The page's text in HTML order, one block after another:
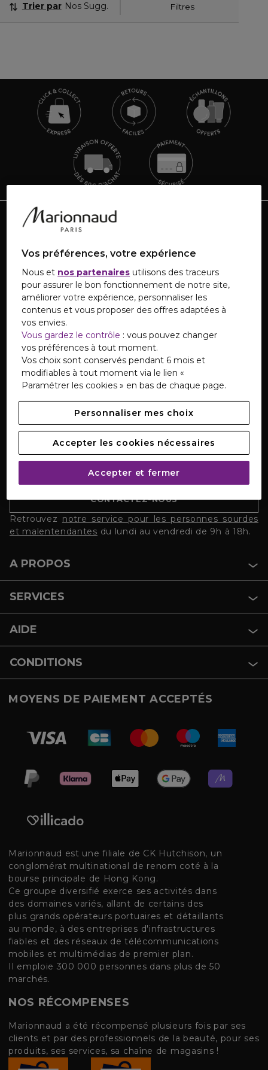
Filtres
Trier par Nos Suggestions
TOUTE L'ACTUALITÉ MARIONNAUD
et promotions
S'INSCRIRE
TÉLÉCHARGEZ NOTRE APPLICATION
SERVICE CLIENTS
Notre Service Clients est disponible du lundi au
samedi de 08h à 20h.
CONTACTEZ-NOUS
Retrouvez notre service pour les personnes sourdes
et malentendantes du lundi au vendredi de 9h à 18h.
A PROPOS
SERVICES
AIDE
CONDITIONS
MOYENS DE PAIEMENT ACCEPTÉS
Marionnaud est une filiale de CK Hutchison, un
conglomérat multinational de renom coté à la
bourse principale de Hong Kong.
Ce groupe diversifié exerce ses activités dans
des domaines variés, allant de certains des
plus grands opérateurs portuaires et détaillants
au monde, à des entreprises d'infrastructures
fiables et des réseaux de télécommunications
mobiles et multimédias de premier plan.
Il emploie 300 000 personnes dans plus de 50
marchés.
NOS RÉCOMPENSES
Marionnaud a été récompensé plusieurs fois par ses
clients et par des professionnels de la beauté, pour ses
produits, ses services, sa chaîne de magasins !
Vos préférences, votre expérience
Nous et nos partenaires utilisons des traceurs
pour assurer le bon fonctionnement de notre site,
améliorer votre expérience, personnaliser les
contenus et vous proposer des offres adaptées à
vos envies.
Vous gardez le contrôle : vous pouvez changer
vos préférences à tout moment.
Vos choix sont conservés pendant 6 mois et
modifiables à tout moment via le lien «
Paramétrer les cookies » en bas de chaque page.
Personnaliser mes choix
Accepter les cookies nécessaires
Accepter et fermer